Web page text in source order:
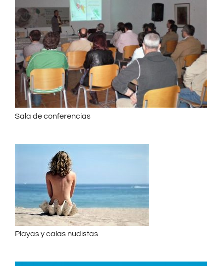
Sala de conferencias
Playas y calas nudistas